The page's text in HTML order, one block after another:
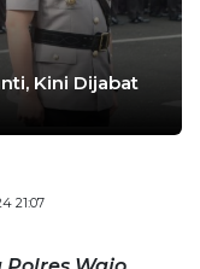
Kini Dijabat
21:07